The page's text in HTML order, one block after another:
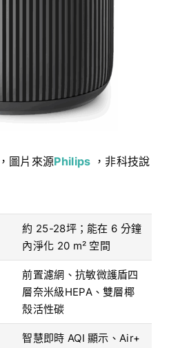
，圖片來源Philips ，非科技說
約 25-28坪；能在 6 分鐘
內淨化 20 m² 空間
前置濾網、抗敏微護盾四
層奈米級HEPA、雙層椰
殼活性碳
智慧即時 AQI 顯示、Air+